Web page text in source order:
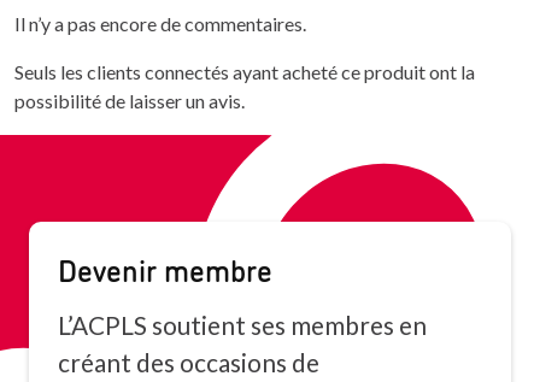
Il n’y a pas encore de commentaires.
Seuls les clients connectés ayant acheté ce produit ont la
possibilité de laisser un avis.
Devenir membre
L’ACPLS soutient ses membres en
créant des occasions de